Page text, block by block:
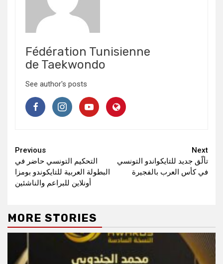
Fédération Tunisienne
de Taekwondo
See author's posts
Continue
Reading
Previous
التحكيم التونسي حاضر في
البطولة العربية للتايكوندو بومزا
أونلاين للبراعم والناشئين
Next
تألّق جديد للتايكواندو التونسي
في كأس العرب بالفجيرة
MORE STORIES